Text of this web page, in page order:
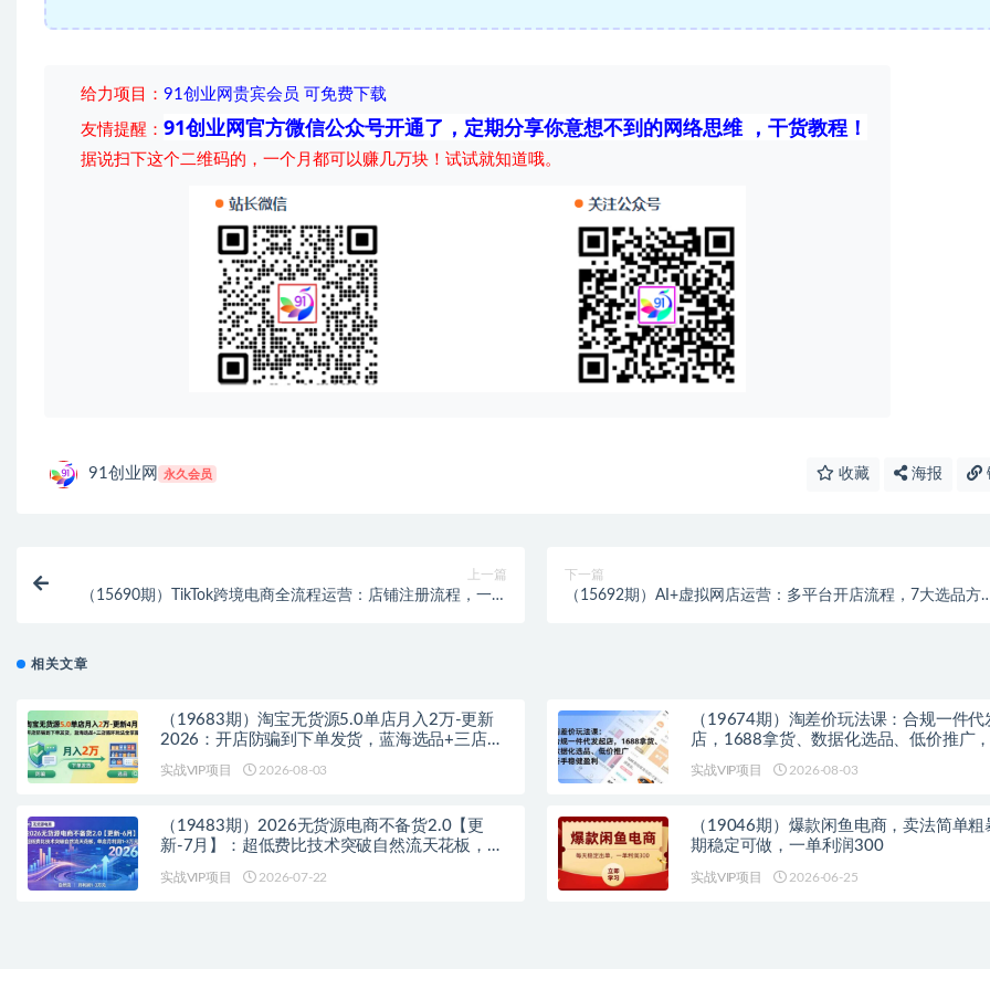
给力项目 ： 91创业网贵宾会员 可免费下载
友情提醒： 91创业网官方微信公众号开通了，定期分享你意想不到的网络思维 ，干货教程！
据说扫下这个二维码的，一个月都可以赚几万块！试试就知道哦。
91创业网 永久会员 收藏 海报
上一篇
（15690期）TikTok跨境电商全流程运营：店铺注册流程，一件
下一篇
（15692期）AI+虚拟网店运营：多平台开店流程，7大选品方
相关文章
（19683期）淘宝无货源5.0单店月入2万-更新
2026：开店防骗到下单发货，蓝海选品+三店循
实战VIP项目 2026-08-03
（19674期）淘差价玩法课：合规一件代
店，1688拿货、数据化选品、低价推广
实战VIP项目 2026-08-03
（19483期）2026无货源电商不备货2.0【更
新-7月】：超低费比技术突破自然流天花板，单
实战VIP项目 2026-07-22
（19046期）爆款闲鱼电商，卖法简单粗
期稳定可做，一单利润300
实战VIP项目 2026-06-25